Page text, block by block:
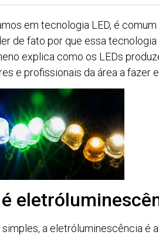
em tecnologia LED, é
de fato por que essa
explica como os LEDs
e profissionais da área a fazer
é
simples, a eletróluminescência